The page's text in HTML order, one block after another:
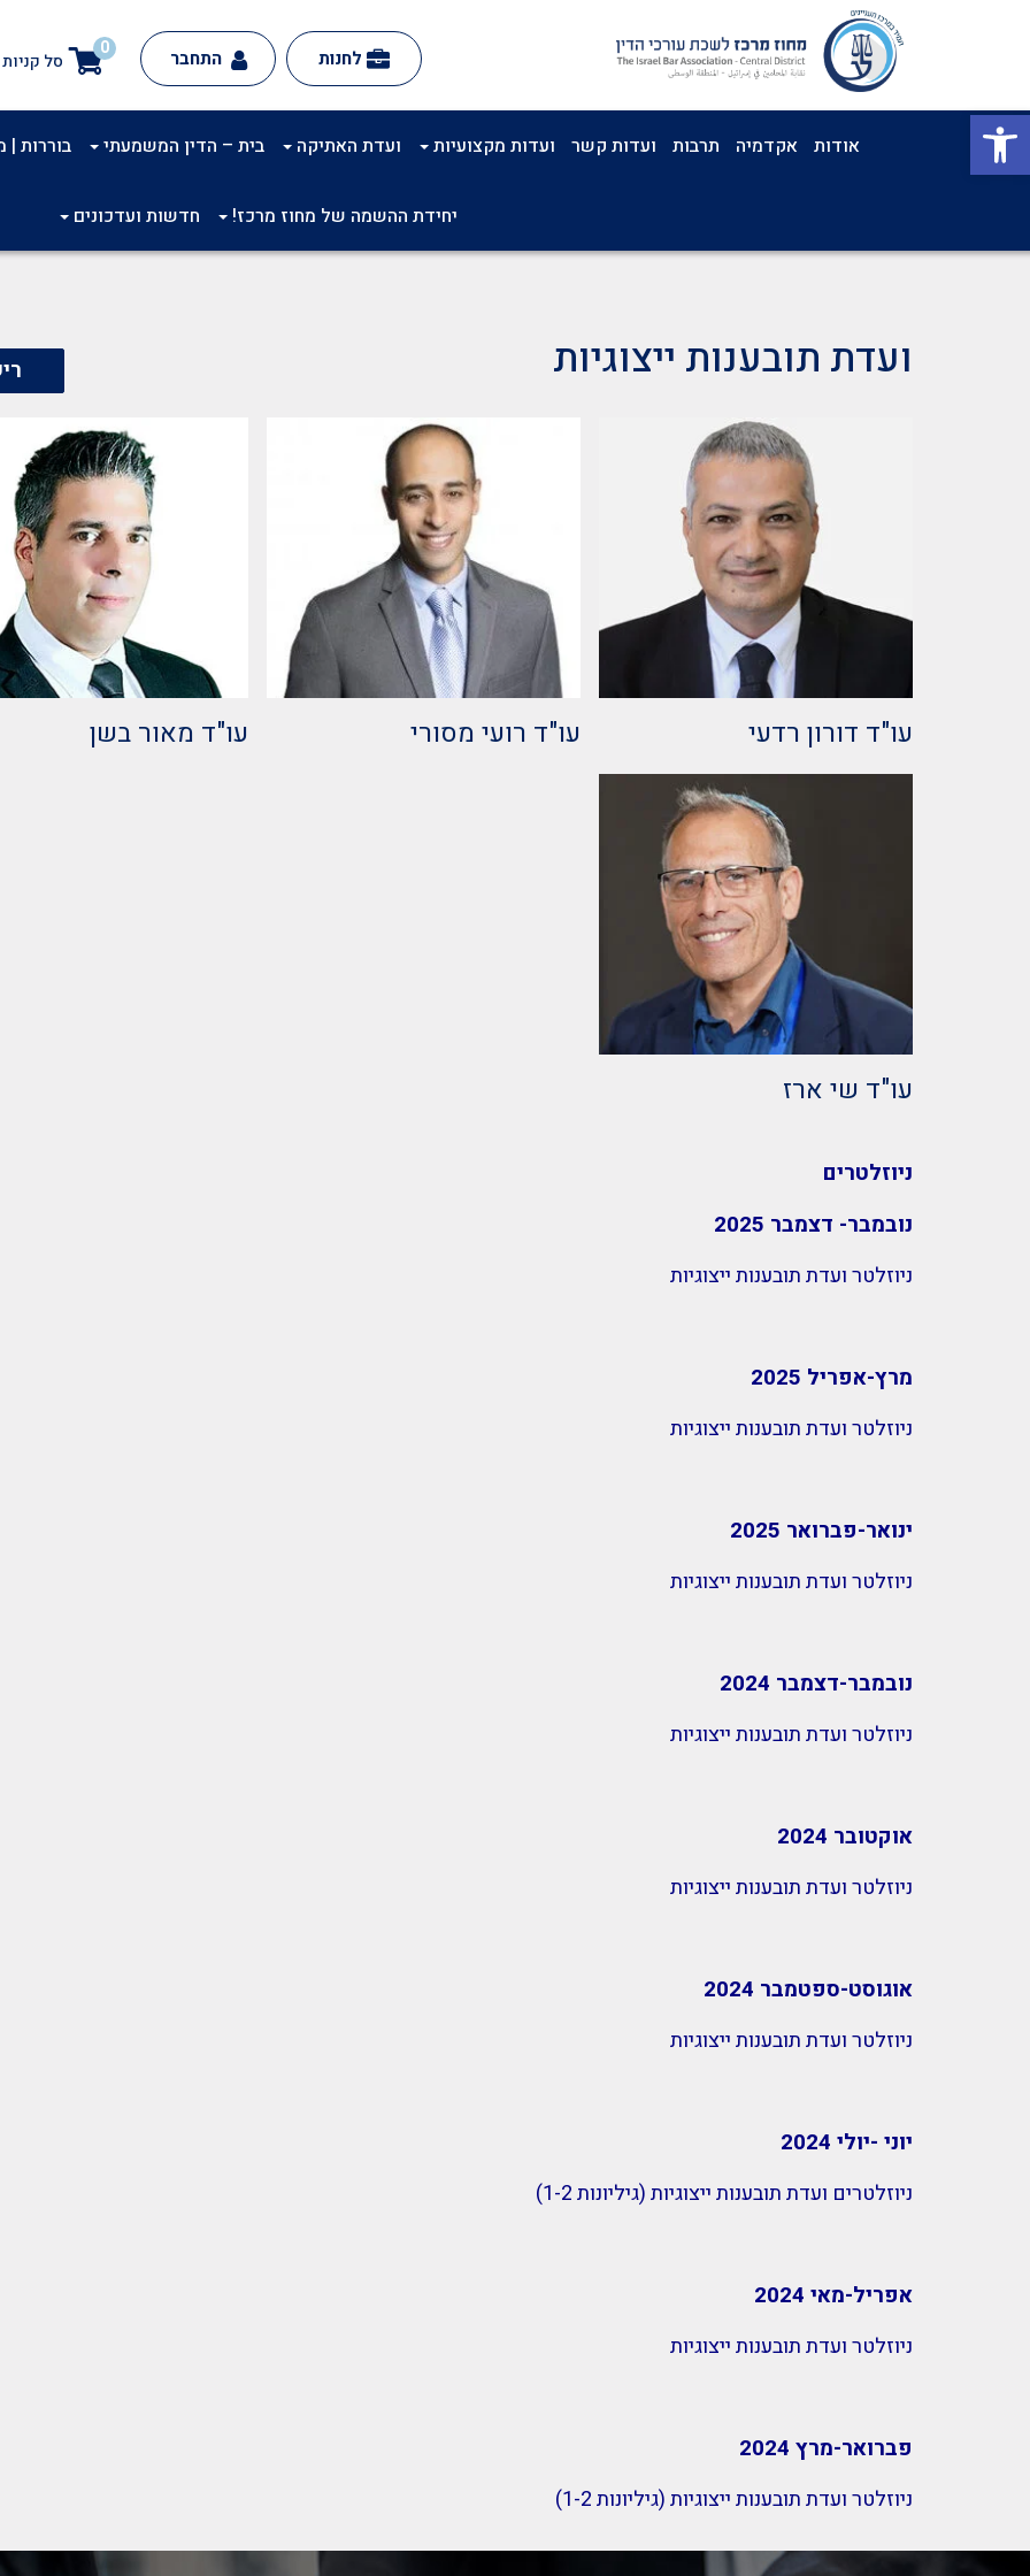
פתח סרגל נגישות
0
סל קניות לחנות התחבר
אודות אקדמיה תרבות ועדות קשר ועדות מקצועיות ועדת האתיקה בית – הדין המשמעתי בוררות |
יחידת ההשמה של מחוז מרכז! חדשות ועדכונים
ועדת תובענות ייצוגיות
עו"ד דורון רדעי עו"ד רועי מסורי עו"ד מאור בשן
עו"ד שי ארז
ניוזלטרים
נובמבר- דצמבר 2025
ניוזלטר ועדת תובענות ייצוגיות
מרץ-אפריל 2025
ניוזלטר ועדת תובענות ייצוגיות
ינואר-פברואר 2025
ניוזלטר ועדת תובענות ייצוגיות
נובמבר-דצמבר 2024
ניוזלטר ועדת תובענות ייצוגיות
אוקטובר 2024
ניוזלטר ועדת תובענות ייצוגיות
אוגוסט-ספטמבר 2024
ניוזלטר ועדת תובענות ייצוגיות
יוני -יולי 2024
ניוזלטרים ועדת תובענות ייצוגיות (גיליונות 1-2)
אפריל-מאי 2024
ניוזלטר ועדת תובענות ייצוגיות
פברואר-מרץ 2024
ניוזלטר ועדת תובענות ייצוגיות (גיליונות 1-2)